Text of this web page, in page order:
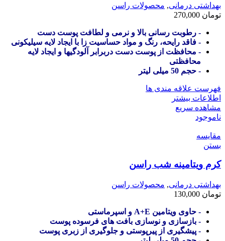
بهداشتی درمانی, محصولات راسن
تومان
- رطوبت رسانی بالا و نرمی و لطافت پوست دست
- فاقد رایحه، رنگ و مواد حساسیت زا با ایجاد لایه سیلیکونی
- محافظت از پوست دست دربرابر آلودگیها و ایجاد لایه
محافظتی
- حجم 50 میلی لیتر
فهرست علاقه مندی ها
اطلاعات بیشتر
مشاهده سریع
ناموجود
مقایسه
بستن
کرم ویتامینه شب راسن
بهداشتی درمانی, محصولات راسن
تومان
- حاوی ویتامین A+E و اسپرماستی
- بازسازی و نوسازی بافت های فرسوده پوست
- پیشگیری از پیرپوستی و جلوگیری از زبری پوست